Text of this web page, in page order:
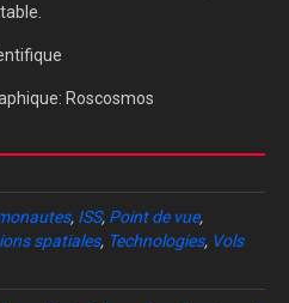
Roscosmos
, ISS, Point de vue,
spatiales, Technologies, Vols